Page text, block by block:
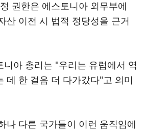
권한은 에스토니아 외무부에
산 이전 시 법적 정당성을 근거
니아 총리는 "우리는 유럽에서 역
데 한 걸음 더 다가갔다"고 의미
나 다른 국가들이 이런 움직임에